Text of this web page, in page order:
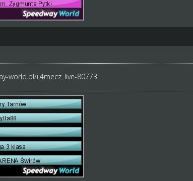
world.pl/i,4mecz_live-80773